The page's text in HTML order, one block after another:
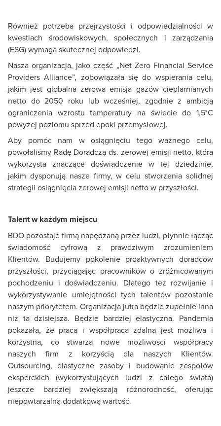
Również potrzeba przejrzystości i odpowiedzialności w
kwestiach środowiskowych, społecznych i zarządzania
(ESG) wymaga skutecznej odpowiedzi.
Nasza organizacja, jako część „Net Zero Financial Service
Providers Alliance”, zobowiązała się do wspierania celu,
jakim jest globalna zerowa emisja gazów cieplarnianych
netto do 2050 roku lub wcześniej, zgodnie z ambicją
ograniczenia wzrostu temperatury na świecie do 1,5°C
powyżej poziomu sprzed epoki przemysłowej.
Aby pomóc nam w osiągnięciu tego ważnego celu,
powołaliśmy Radę Doradczą ds. zerowej emisji netto, która
wykorzysta znaczące doświadczenie w tej dziedzinie,
jakim dysponują nasze firmy, w celu stworzenia solidnej
strategii osiągnięcia zerowej emisji netto w przyszłości.
Talent w każdym miejscu
BDO pozostaje firmą napędzaną przez ludzi, płynnie łącząc
świadomość cyfrową z prawdziwym zrozumieniem
Klientów. Budujemy pokolenie proaktywnych doradców
przyszłości, przyciągając pracowników o zróżnicowanym
pochodzeniu i doświadczeniu. Dlatego też rozwijanie i
wykorzystywanie umiejętności tych talentów pozostanie
naszym priorytetem. Organizacja jutra będzie zupełnie inna
niż ta dzisiejsza. Będzie bardziej elastyczna. Pandemia
pokazała, że praca i współpraca zdalna jest możliwa i
korzystna, co stwarza nowe możliwości współpracy
naszych firm z korzyścią dla naszych Klientów.
Outsourcing, elastyczne zasoby i budowanie zespołów
eksperckich (wykorzystujących ludzi z całego świata)
jeszcze bardziej zwiększają różnorodność, oferując
niepowtarzalną dodatkową wartość.